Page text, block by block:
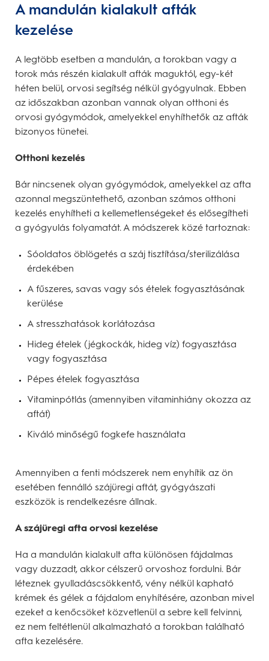
A mandulán kialakult afták
kezelése
A legtöbb esetben a mandulán, a torokban vagy a
torok más részén kialakult afták maguktól, egy-két
héten belül, orvosi segítség nélkül gyógyulnak. Ebben
az időszakban azonban vannak olyan otthoni és
orvosi gyógymódok, amelyekkel enyhíthetők az afták
bizonyos tünetei.
Otthoni kezelés
Bár nincsenek olyan gyógymódok, amelyekkel az afta
azonnal megszüntethető, azonban számos otthoni
kezelés enyhítheti a kellemetlenségeket és elősegítheti
a gyógyulás folyamatát. A módszerek közé tartoznak:
Sóoldatos öblögetés a száj tisztítása/sterilizálása
érdekében
A fűszeres, savas vagy sós ételek fogyasztásának
kerülése
A stresszhatások korlátozása
Hideg ételek (jégkockák, hideg víz) fogyasztása
vagy fogyasztása
Pépes ételek fogyasztása
Vitaminpótlás (amennyiben vitaminhiány okozza az
aftát)
Kiváló minőségű fogkefe használata
Amennyiben a fenti módszerek nem enyhítik az ön
esetében fennálló szájüregi aftát, gyógyászati
eszközök is rendelkezésre állnak.
A szájüregi afta orvosi kezelése
Ha a mandulán kialakult afta különösen fájdalmas
vagy duzzadt, akkor célszerű orvoshoz fordulni. Bár
léteznek gyulladáscsökkentő, vény nélkül kapható
krémek és gélek a fájdalom enyhítésére, azonban mivel
ezeket a kenőcsöket közvetlenül a sebre kell felvinni,
ez nem feltétlenül alkalmazható a torokban található
afta kezelésére.